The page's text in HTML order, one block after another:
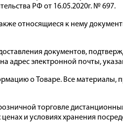
РФ от 16.05.2020г. № 697.
относящиеся к нему
документов,
адрес электронной почты,
о Товаре. Все материалы,
торговле
и условиях хранения